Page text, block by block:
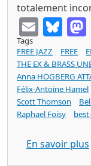
totalement
Email
Tags
FREE JAZZ
FREE
THE EX & BRASS
Anna HÖGBERG
Félix-Antoine Hamel
Scott Thomson
Raphael Foisy
En savoir plus